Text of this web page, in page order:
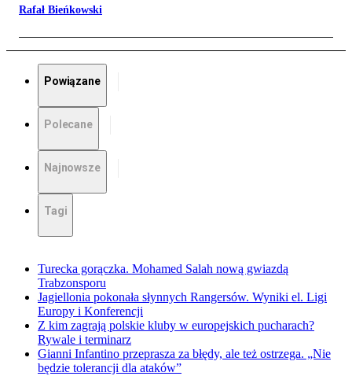
Rafał Bieńkowski
Powiązane
Polecane
Najnowsze
Tagi
Turecka gorączka. Mohamed Salah nową gwiazdą
Trabzonsporu
Jagiellonia pokonała słynnych Rangersów. Wyniki el. Ligi
Europy i Konferencji
Z kim zagrają polskie kluby w europejskich pucharach?
Rywale i terminarz
Gianni Infantino przeprasza za błędy, ale też ostrzega. „Nie
będzie tolerancji dla ataków”